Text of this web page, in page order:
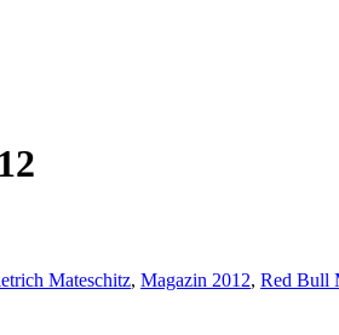
Mateschitz, Magazin 2012, Red Bull